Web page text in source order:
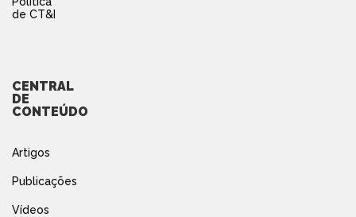
de CT&I
CENTRAL
DE
CONTEÚDO
Artigos
Publicações
Vídeos